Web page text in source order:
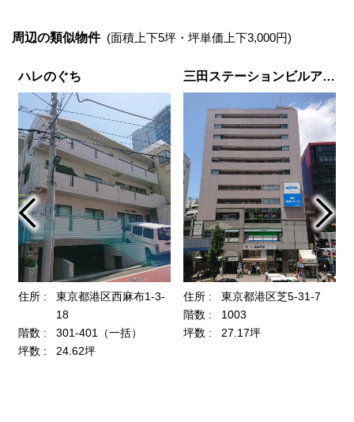
周辺の類似物件 (面積上下5坪・坪単価上下3,000円)